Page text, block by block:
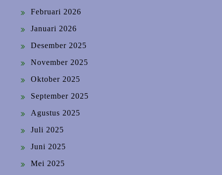
Februari 2026
Januari 2026
Desember 2025
November 2025
Oktober 2025
September 2025
Agustus 2025
Juli 2025
Juni 2025
Mei 2025